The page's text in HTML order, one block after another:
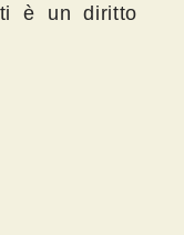
è un diritto